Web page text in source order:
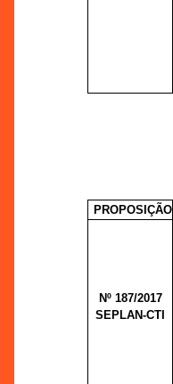
PROPOSIÇÃO
Nº 187/2017
SEPLAN-CTI